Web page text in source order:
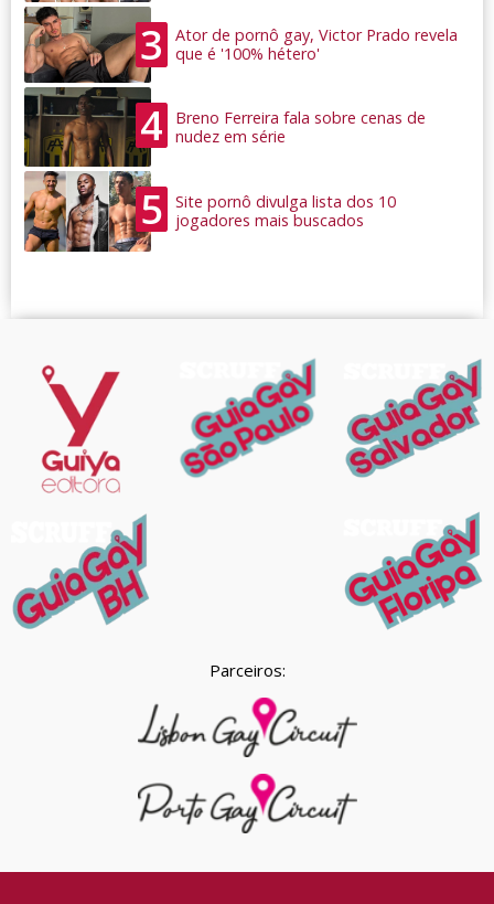
3
Ator de pornô gay, Victor Prado revela
que é '100% hétero'
4
Breno Ferreira fala sobre cenas de
nudez em série
5
Site pornô divulga lista dos 10
jogadores mais buscados
Parceiros: